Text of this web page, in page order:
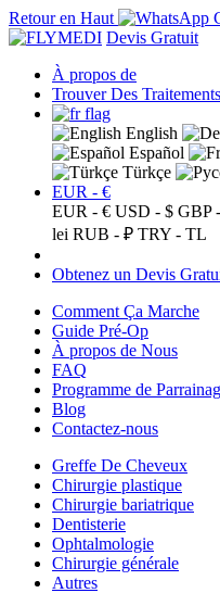
Retour en Haut
Devis Gratuit
À propos de
Trouver Des Traitements
English
Español
Türkçe
EUR - €
EUR - € USD - $ GBP
lei RUB - ₽ TRY - TL
Obtenez un Devis
Comment Ça Marche
Guide Pré-Op
À propos de Nous
FAQ
Programme de
Blog
Contactez-nous
Greffe De Cheveux
Chirurgie plastique
Chirurgie bariatrique
Dentisterie
Ophtalmologie
Chirurgie générale
Autres